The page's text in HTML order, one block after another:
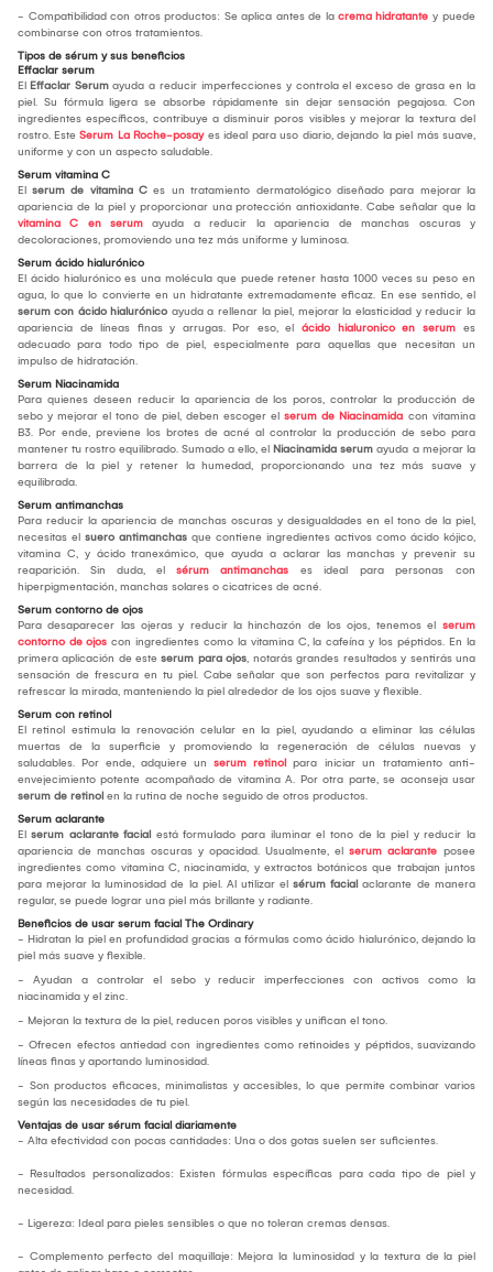
- Compatibilidad con otros productos: Se aplica antes de la crema hidratante y puede
combinarse con otros tratamientos.
Tipos de sérum y sus beneficios
Effaclar serum
El Effaclar Serum ayuda a reducir imperfecciones y controla el exceso de grasa en la
piel. Su fórmula ligera se absorbe rápidamente sin dejar sensación pegajosa. Con
ingredientes específicos, contribuye a disminuir poros visibles y mejorar la textura del
rostro. Este Serum La Roche-posayes ideal para uso diario, dejando la piel más suave,
uniforme y con un aspecto saludable.
Serum vitamina C
El serum de vitamina C es un tratamiento dermatológico diseñado para mejorar la
apariencia de la piel y proporcionar una protección antioxidante. Cabe señalar que la
vitamina C en serum ayuda a reducir la apariencia de manchas oscuras y
decoloraciones, promoviendo una tez más uniforme y luminosa.
Serum ácido hialurónico
El ácido hialurónico es una molécula que puede retener hasta 1000 veces su peso en
agua, lo que lo convierte en un hidratante extremadamente eficaz. En ese sentido, el
serum con ácido hialurónico ayuda a rellenar la piel, mejorar la elasticidad y reducir la
apariencia de líneas finas y arrugas. Por eso, el ácido hialuronico en serum es
adecuado para todo tipo de piel, especialmente para aquellas que necesitan un
impulso de hidratación.
Serum Niacinamida
Para quienes deseen reducir la apariencia de los poros, controlar la producción de
sebo y mejorar el tono de piel, deben escoger el serum de Niacinamida con vitamina
B3. Por ende, previene los brotes de acné al controlar la producción de sebo para
mantener tu rostro equilibrado. Sumado a ello, el Niacinamida serum ayuda a mejorar la
barrera de la piel y retener la humedad, proporcionando una tez más suave y
equilibrada.
Serum antimanchas
Para reducir la apariencia de manchas oscuras y desigualdades en el tono de la piel,
necesitas el suero antimanchas que contiene ingredientes activos como ácido kójico,
vitamina C, y ácido tranexámico, que ayuda a aclarar las manchas y prevenir su
reaparición. Sin duda, el sérum antimanchas es ideal para personas con
hiperpigmentación, manchas solares o cicatrices de acné.
Serum contorno de ojos
Para desaparecer las ojeras y reducir la hinchazón de los ojos, tenemos el serum
contorno de ojos con ingredientes como la vitamina C, la cafeína y los péptidos. En la
primera aplicación de este serum para ojos, notarás grandes resultados y sentirás una
sensación de frescura en tu piel. Cabe señalar que son perfectos para revitalizar y
refrescar la mirada, manteniendo la piel alrededor de los ojos suave y flexible.
Serum con retinol
El retinol estimula la renovación celular en la piel, ayudando a eliminar las células
muertas de la superficie y promoviendo la regeneración de células nuevas y
saludables. Por ende, adquiere un serum retinol para iniciar un tratamiento anti-
envejecimiento potente acompañado de vitamina A. Por otra parte, se aconseja usar
serum de retinol en la rutina de noche seguido de otros productos.
Serum aclarante
El serum aclarante facial está formulado para iluminar el tono de la piel y reducir la
apariencia de manchas oscuras y opacidad. Usualmente, el serum aclarante posee
ingredientes como vitamina C, niacinamida, y extractos botánicos que trabajan juntos
para mejorar la luminosidad de la piel. Al utilizar el sérum facial aclarante de manera
regular, se puede lograr una piel más brillante y radiante.
Beneficios de usar serum facial The Ordinary
- Hidratan la piel en profundidad gracias a fórmulas como ácido hialurónico, dejando la
piel más suave y flexible.
- Ayudan a controlar el sebo y reducir imperfecciones con activos como la
niacinamida y el zinc.
- Mejoran la textura de la piel, reducen poros visibles y unifican el tono.
- Ofrecen efectos antiedad con ingredientes como retinoides y péptidos, suavizando
líneas finas y aportando luminosidad.
- Son productos eficaces, minimalistas y accesibles, lo que permite combinar varios
según las necesidades de tu piel.
Ventajas de usar sérum facial diariamente
- Alta efectividad con pocas cantidades: Una o dos gotas suelen ser suficientes.
- Resultados personalizados: Existen fórmulas específicas para cada tipo de piel y
necesidad.
- Ligereza: Ideal para pieles sensibles o que no toleran cremas densas.
- Complemento perfecto del maquillaje: Mejora la luminosidad y la textura de la piel